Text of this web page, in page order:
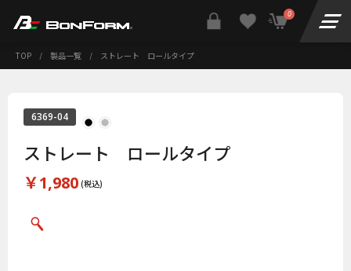
0
TOP / 製品一覧 / ストレート ロールタイプ
6369-04
ストレート ロールタイプ
￥1,980 (税込)